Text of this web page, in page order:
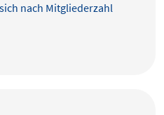
nach Mitgliederzahl